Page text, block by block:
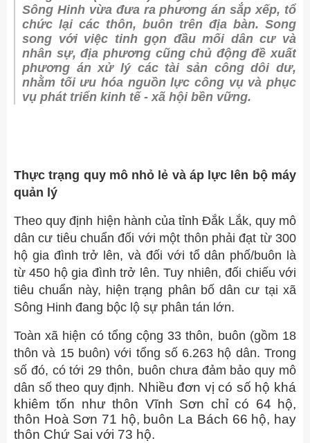
Sông Hinh vừa đưa ra phương án sắp xếp, tổ
chức lại các thôn, buôn trên địa bàn. Song
song với việc tinh gọn đầu mối dân cư và
nhân sự, địa phương cũng chủ động đề xuất
phương án xử lý các tài sản công dôi dư,
nhằm tối ưu hóa nguồn lực công vụ và phục
vụ phát triển kinh tế - xã hội bền vững.
Thực trạng quy mô nhỏ lẻ và áp lực lên bộ máy
quản lý
Theo quy định hiện hành của tỉnh Đắk Lắk, quy mô
dân cư tiêu chuẩn đối với một thôn phải đạt từ 300
hộ gia đình trở lên, và đối với tổ dân phố/buôn là
từ 450 hộ gia đình trở lên. Tuy nhiên, đối chiếu với
tiêu chuẩn này, hiện trạng phân bố dân cư tại xã
Sông Hinh đang bộc lộ sự phân tán lớn.
Toàn xã hiện có tổng cộng 33 thôn, buôn (gồm 18
thôn và 15 buôn) với tổng số 6.263 hộ dân. Trong
số đó, có tới 29 thôn, buôn chưa đảm bảo quy mô
dân số theo quy định. Nhiều đơn vị có số hộ khá
khiêm tốn như thôn Vĩnh Sơn chỉ có 64 hộ,
thôn Hoà Sơn 71 hộ, buôn La Bách 66 hộ, hay
thôn Chứ Sai với 73 hộ.